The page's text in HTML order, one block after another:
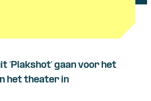
‘Plakshot’ gaan voor het
het theater in